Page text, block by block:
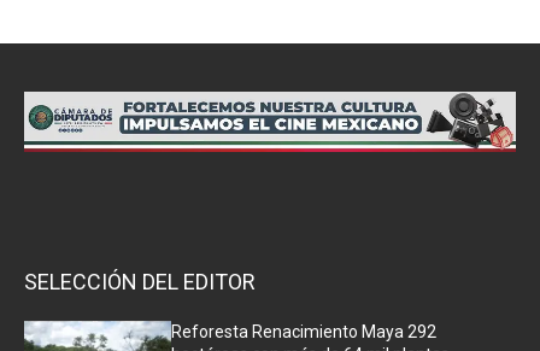
SELECCIÓN DEL EDITOR
Reforesta Renacimiento Maya 292